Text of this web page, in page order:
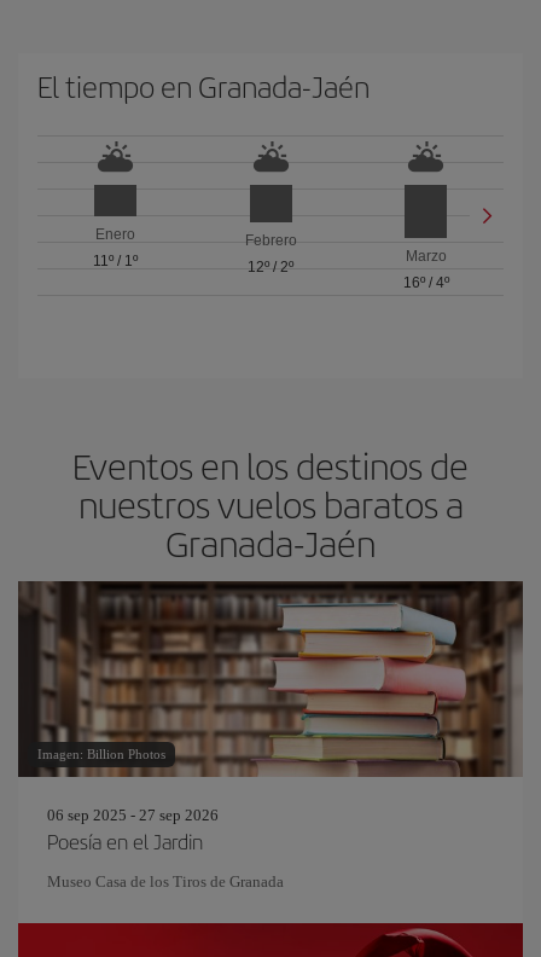
El tiempo en Granada-Jaén
Enero
11º/ 1º
Febrero
12º / 2º
Marzo
16º/ 4º
Eventos en los destinos de
nuestros vuelos baratos a
Granada-Jaén
Imagen: Billion Photos
06 sep 2025 - 27 sep 2026
Poesía en el Jardin
Museo Casa de los Tiros de Granada